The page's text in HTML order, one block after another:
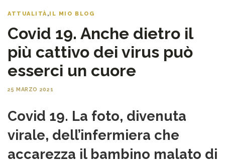
ATTUALITÀ,IL MIO BLOG
Covid 19. Anche dietro il
più cattivo dei virus può
esserci un cuore
25 MARZO 2021
Covid 19. La foto, divenuta
virale, dell’infermiera che
accarezza il bambino malato di